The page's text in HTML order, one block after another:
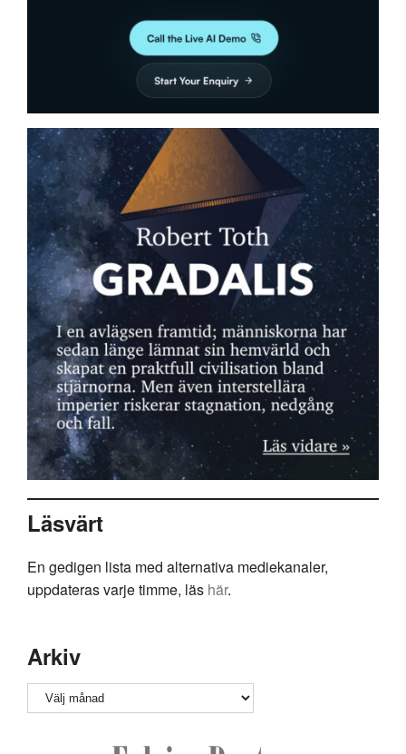
Läsvärt
En gedigen lista med alternativa mediekanaler,
uppdateras varje timme, läs här.
Arkiv
Arkiv